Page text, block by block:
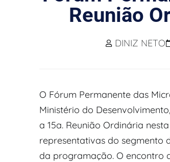
Reunião
DINIZ NETO
O Fórum Permanente das
Ministério do
a 15a. Reunião Ordinária
representativas do segmento
da programação. O encontro